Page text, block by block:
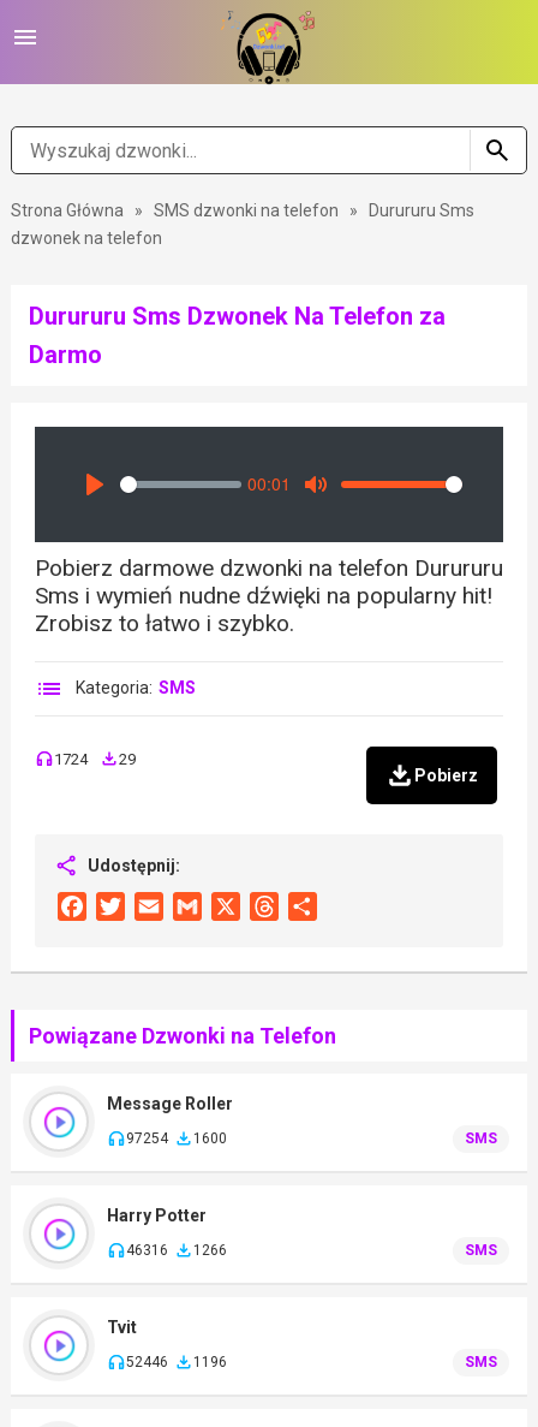
Strona Główna » SMS dzwonki na telefon »
Durururu Sms
dzwonek na telefon
Durururu Sms Dzwonek Na Telefon za
Darmo
Seek
00:01
Volume
Pobierz darmowe dzwonki na telefon Durururu
Sms i wymień nudne dźwięki na popularny hit!
Zrobisz to łatwo i szybko.
Kategoria: SMS
1724 29
Pobierz
Udostępnij:
FacebookTwitterEmail Gmail Threads
Powiązane Dzwonki na Telefon
Message Roller
97254 1600 SMS
Harry Potter
46316 1266 SMS
Tvit
52446 1196 SMS